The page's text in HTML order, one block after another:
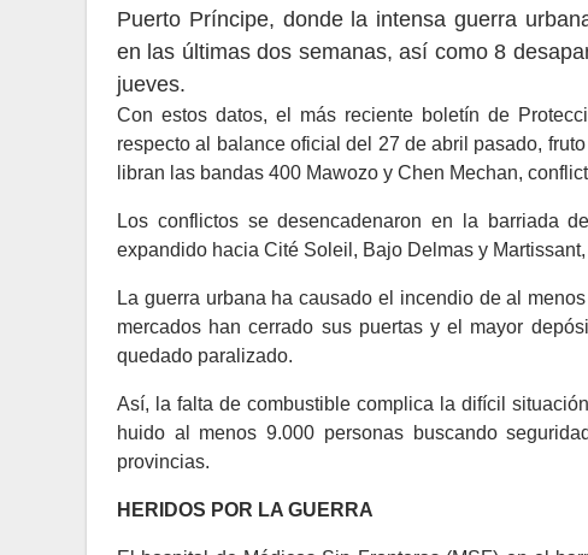
Puerto Príncipe, donde la intensa guerra
en las últimas dos semanas, así como 8
jueves.
Con estos datos, el más reciente boletín de
respecto al balance oficial del 27 de abril pasado,
libran las bandas 400 Mawozo y Chen Mechan,
Los conflictos se desencadenaron en la barriada
expandido hacia Cité Soleil, Bajo Delmas y
La guerra urbana ha causado el incendio de al
mercados han cerrado sus puertas y el mayor
quedado paralizado.
Así, la falta de combustible complica la difícil
huido al menos 9.000 personas buscando
provincias.
HERIDOS POR LA GUERRA